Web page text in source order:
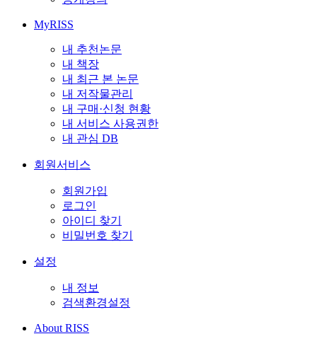
MyRISS
내 추천논문
내 책장
내 최근 본 논문
내 저작물관리
내 구매·신청 현황
내 서비스 사용권한
내 관심 DB
회원서비스
회원가입
로그인
아이디 찾기
비밀번호 찾기
설정
내 정보
검색환경설정
About RISS